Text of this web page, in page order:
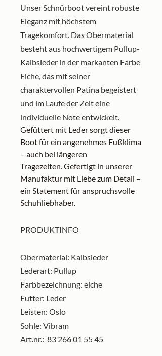
Unser Schnürboot vereint robuste
Eleganz mit höchstem
Tragekomfort. Das Obermaterial
besteht aus hochwertigem Pullup-
Kalbsleder in der markanten Farbe
Eiche, das mit seiner
charaktervollen Patina begeistert
und im Laufe der Zeit eine
individuelle Note entwickelt.
Gefüttert mit Leder sorgt dieser
Boot für ein angenehmes Fußklima
– auch bei längeren
Tragezeiten. Gefertigt in unserer
Manufaktur mit Liebe zum Detail –
ein Statement für anspruchsvolle
Schuhliebhaber.
PRODUKTINFO
Obermaterial: Kalbsleder
Lederart: Pullup
Farbbezeichnung: eiche
Futter: Leder
Leisten: Oslo
Sohle: Vibram
Art.nr.: 83 266 01 55 45